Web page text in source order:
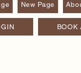
New Page
BOOK